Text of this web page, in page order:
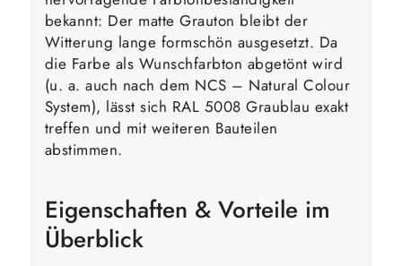
bekannt: Der matte Grauton bleibt der
Witterung lange formschön ausgesetzt. Da
die Farbe als Wunschfarbton abgetönt wird
(u. a. auch nach dem NCS – Natural Colour
System), lässt sich RAL 5008 Graublau exakt
treffen und mit weiteren Bauteilen
abstimmen.
Eigenschaften & Vorteile im
Überblick